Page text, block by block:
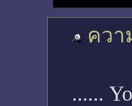
ควา
......